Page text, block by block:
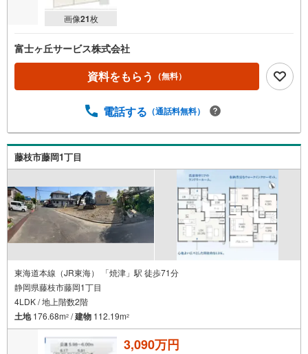
画像21枚
富士ヶ丘サービス株式会社
資料をもらう （無料）
電話する （通話料無料）
藤枝市藤岡1丁目
東海道本線（JR東海） 「焼津」駅 徒歩71分
静岡県藤枝市藤岡1丁目
4LDK / 地上階数2階
土地176.68m2 /建物 112.19m2
3,090万円